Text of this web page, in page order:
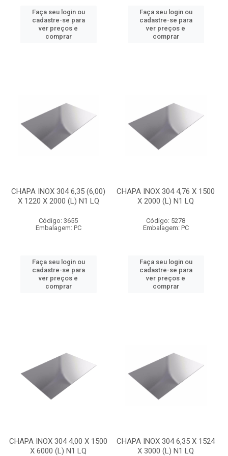
Faça seu login ou
cadastre-se para
ver preços e
comprar
Faça seu login ou
cadastre-se para
ver preços e
comprar
CHAPA INOX 304 6,35 (6,00)
X 1220 X 2000 (L) N1 LQ
Código: 3655
Embalagem: PC
Faça seu login ou
cadastre-se para
ver preços e
comprar
CHAPA INOX 304 4,76 X 1500
X 2000 (L) N1 LQ
Código: 5278
Embalagem: PC
Faça seu login ou
cadastre-se para
ver preços e
comprar
CHAPA INOX 304 4,00 X 1500
X 6000 (L) N1 LQ
CHAPA INOX 304 6,35 X 1524
X 3000 (L) N1 LQ